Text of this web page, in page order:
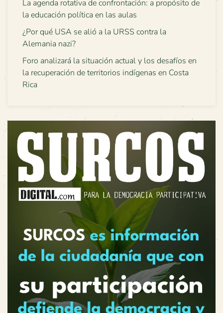
La agenda rotativa de confrontación: a propósito de
la educación política en las aulas
¿Por qué USA se alió a la URSS contra la
Alemania nazi?
Foro analizará la situación actual y los desafíos en
la recuperación de territorios indígenas en Costa
Rica